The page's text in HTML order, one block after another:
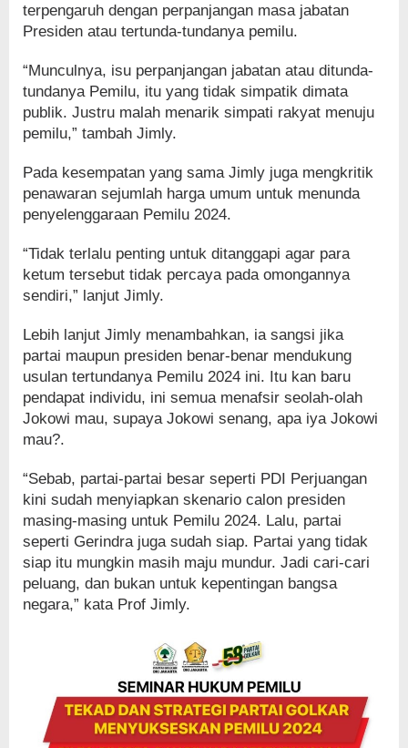
terpengaruh dengan perpanjangan masa jabatan
Presiden atau tertunda-tundanya pemilu.
“Munculnya, isu perpanjangan jabatan atau ditunda-
tundanya Pemilu, itu yang tidak simpatik dimata
publik. Justru malah menarik simpati rakyat menuju
pemilu,” tambah Jimly.
Pada kesempatan yang sama Jimly juga mengkritik
penawaran sejumlah harga umum untuk menunda
penyelenggaraan Pemilu 2024.
“Tidak terlalu penting untuk ditanggapi agar para
ketum tersebut tidak percaya pada omongannya
sendiri,” lanjut Jimly.
Lebih lanjut Jimly menambahkan, ia sangsi jika
partai maupun presiden benar-benar mendukung
usulan tertundanya Pemilu 2024 ini. Itu kan baru
pendapat individu, ini semua menafsir seolah-olah
Jokowi mau, supaya Jokowi senang, apa iya Jokowi
mau?.
“Sebab, partai-partai besar seperti PDI Perjuangan
kini sudah menyiapkan skenario calon presiden
masing-masing untuk Pemilu 2024. Lalu, partai
seperti Gerindra juga sudah siap. Partai yang tidak
siap itu mungkin masih maju mundur. Jadi cari-cari
peluang, dan bukan untuk kepentingan bangsa
negara,” kata Prof Jimly.